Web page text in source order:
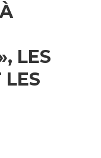
LES
LES